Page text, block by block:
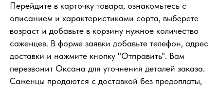
Перейдите в карточку товара, ознакомьтесь с
описанием и характеристиками сорта, выберете
возраст и добавьте в корзину нужное количество
саженцев. В форме заявки добавьте телефон, адрес
доставки и нажмите кнопку "Отправить". Вам
перезвонит Оксана для уточнения деталей заказа.
Саженцы продаются с доставкой без предоплаты,